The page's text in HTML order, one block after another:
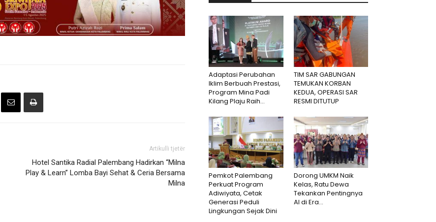
Artikulli tjetër
Hotel Santika Radial Palembang Hadirkan “Milna
Play & Learn” Lomba Bayi Sehat & Ceria Bersama
Milna
Adaptasi Perubahan
Iklim Berbuah Prestasi,
Program Mina Padi
Kilang Plaju Raih...
TIM SAR GABUNGAN
TEMUKAN KORBAN
KEDUA, OPERASI SAR
RESMI DITUTUP
Pemkot Palembang
Perkuat Program
Adiwiyata, Cetak
Generasi Peduli
Lingkungan Sejak Dini
Dorong UMKM Naik
Kelas, Ratu Dewa
Tekankan Pentingnya
AI di Era...